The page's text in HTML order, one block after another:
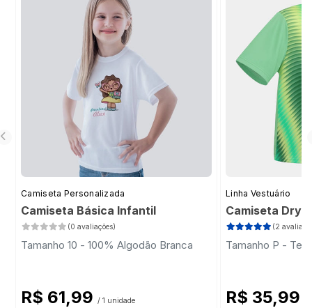
Camiseta Personalizada
Camiseta Básica Infantil
(0 avaliações)
Tamanho 10 - 100% Algodão Branca
R$ 61,99 / 1 unidade
Linha Vestuário
Camiseta Dry
(2
Tamanho P -
R$ 35,99